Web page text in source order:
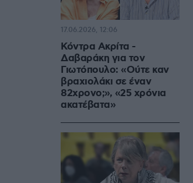
Κόντρα Ακρίτα -
Δαβαράκη για τον
Γιωτόπουλο: «Ούτε καν
βραχιολάκι σε έναν
82χρονο;», «25 χρόνια
ακατέβατα»
17.06.2026, 12:06